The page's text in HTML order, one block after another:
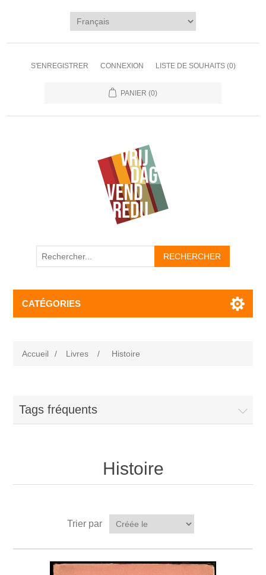
S'ENREGISTRER CONNEXION LISTE DE SOUHAITS (0)
PANIER (0)
CATÉGORIES
Accueil / Livres / Histoire
Tags fréquents
Histoire
Trier par